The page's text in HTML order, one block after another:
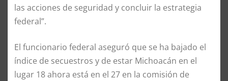
las acciones de seguridad y concluir la estrategia
federal”.
El funcionario federal aseguró que se ha bajado el
índice de secuestros y de estar Michoacán en el
lugar 18 ahora está en el 27 en la comisión de